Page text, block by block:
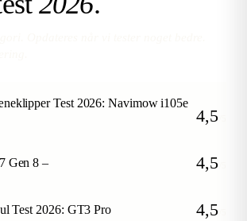
Test 2026: Navimow i105e
4,5
Gen 8 – 4,5
Test 2026: GT3 Pro 4,5